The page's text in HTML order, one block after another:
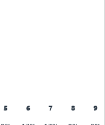
5 6 7 8 9